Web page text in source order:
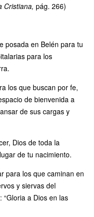
Cristiana, pág. 266)
posada en Belén para tu
para los
los que buscan por fe,
de bienvenida a
de sus cargas y
Dios de toda la
de tu nacimiento.
para los que caminan en
y siervas del
a Dios en las